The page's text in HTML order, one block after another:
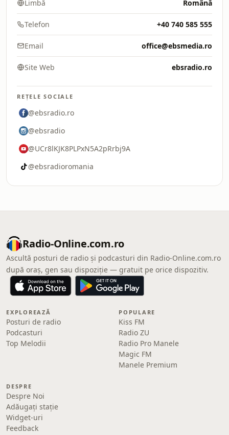
Limbă Română
Telefon +40 740 585 555
Email office@ebsmedia.ro
Site Web ebsradio.ro
REȚELE SOCIALE
@ebsradio.ro
@ebsradio
@UCr8lKJK8PLPxN5A2pRrbj9A
@ebsradioromania
Radio-Online.com.ro
Ascultă posturi de radio și podcasturi din Radio-Online.com.ro
după oraș, gen sau dispoziție — gratuit pe orice dispozitiv.
EXPLOREAZĂ
Posturi de radio
Podcasturi
Top Melodii
POPULARE
Kiss FM
Radio ZU
Radio Pro Manele
Magic FM
Manele Premium
DESPRE
Despre Noi
Adăugați stație
Widget-uri
Feedback